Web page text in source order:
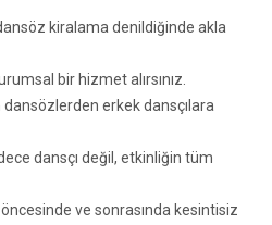
kiralama denildiğinde akla
bir hizmet alırsınız.
dansözlerden erkek dansçılara
dansçı değil, etkinliğin tüm
ve sonrasında kesintisiz